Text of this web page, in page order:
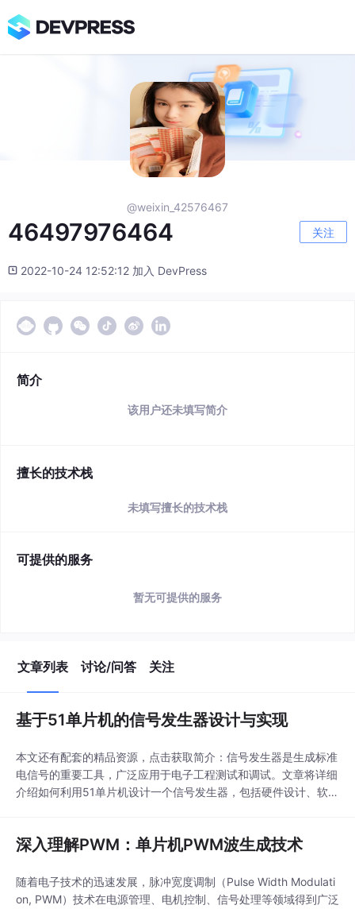
@weixin_42576467
46497976464 关注
2022-10-24 12:52:12 加入 DevPress
简介
该用户还未填写简介
擅长的技术栈
未填写擅长的技术栈
可提供的服务
暂无可提供的服务
文章列表 讨论/问答 关注
基于51单片机的信号发生器设计与实现
本文还有配套的精品资源，点击获取简介：信号发生器是生成标准
电信号的重要工具，广泛应用于电子工程测试和调试。文章将详细
介绍如何利用51单片机设计一个信号发生器，包括硬件设计、软件
力。1. 信号发生器的定义与应用1.1 信号发生器的定义...
深入理解PWM：单片机PWM波生成技术
随着电子技术的迅速发展，脉冲宽度调制（Pulse Width Modulati
on, PWM）技术在电源管理、电机控制、信号处理等领域得到广泛